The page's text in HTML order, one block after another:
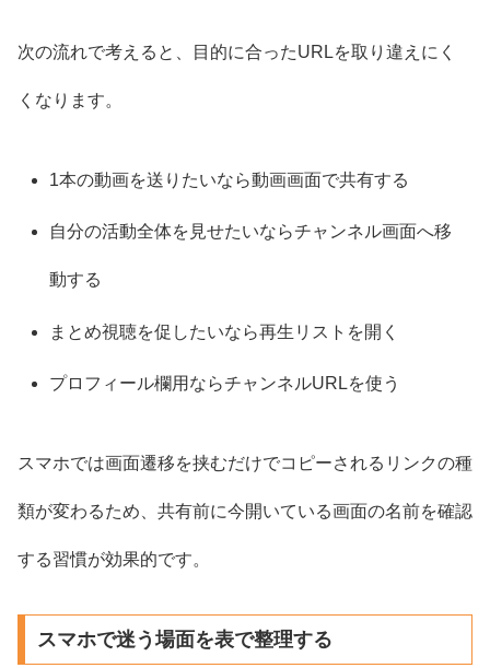
次の流れで考えると、目的に合ったURLを取り違えにく
くなります。
1本の動画を送りたいなら動画画面で共有する
自分の活動全体を見せたいならチャンネル画面へ移
動する
まとめ視聴を促したいなら再生リストを開く
プロフィール欄用ならチャンネルURLを使う
スマホでは画面遷移を挟むだけでコピーされるリンクの種
類が変わるため、共有前に今開いている画面の名前を確認
する習慣が効果的です。
スマホで迷う場面を表で整理する